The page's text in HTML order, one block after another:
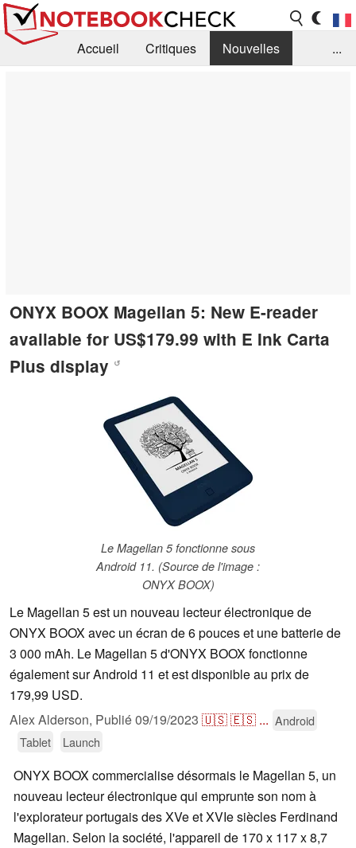
Accueil Critiques
Nouvelles
...
ONYX BOOX Magellan 5: New E-reader
available for US$179.99 with E Ink Carta
Plus display ↺
Le Magellan 5 fonctionne sous
Android 11. (Source de l'image :
ONYX BOOX)
Le Magellan 5 est un nouveau lecteur électronique de
ONYX BOOX avec un écran de 6 pouces et une batterie de
3 000 mAh. Le Magellan 5 d'ONYX BOOX fonctionne
également sur Android 11 et est disponible au prix de
179,99 USD.
Alex Alderson, Publié09/19/2023 🇺🇸🇪🇸 ... Android
Tablet
Launch
ONYX BOOX commercialise désormais le Magellan 5, un
nouveau lecteur électronique qui emprunte son nom à
l'explorateur portugais des XVe et XVIe siècles Ferdinand
Magellan. Selon la société, l'appareil de 170 x 117 x 8,7